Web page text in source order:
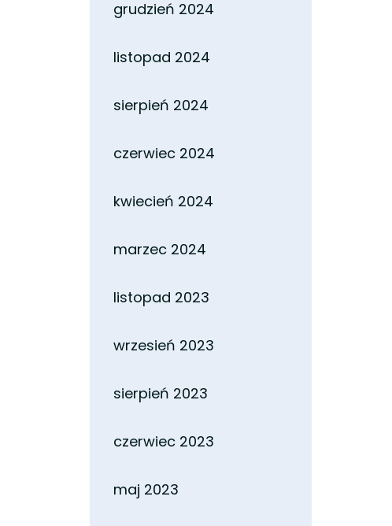
grudzień 2024
listopad 2024
sierpień 2024
czerwiec 2024
kwiecień 2024
marzec 2024
listopad 2023
wrzesień 2023
sierpień 2023
czerwiec 2023
maj 2023